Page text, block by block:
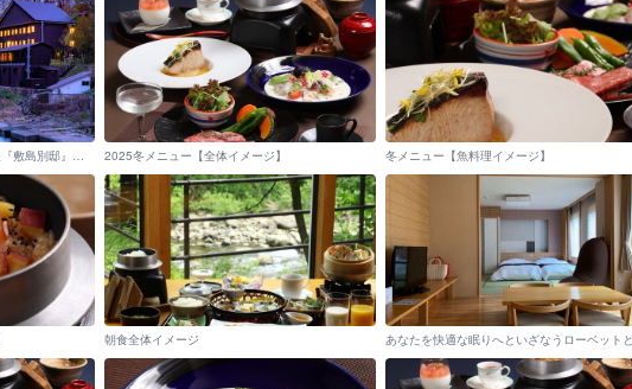
定山渓温泉にたたずむ隠れ家温泉『敷島別邸』でのんびりとおくつろぎください。 2025冬メニュー【全体イメージ】 冬メニュー【魚料理イメージ】
朝食全体イメージ